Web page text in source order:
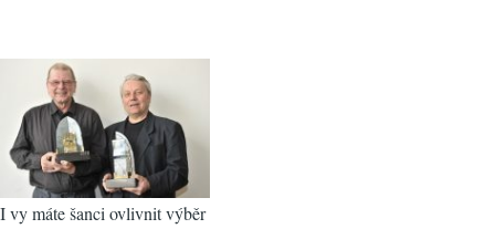
I vy máte šanci ovlivnit výběr